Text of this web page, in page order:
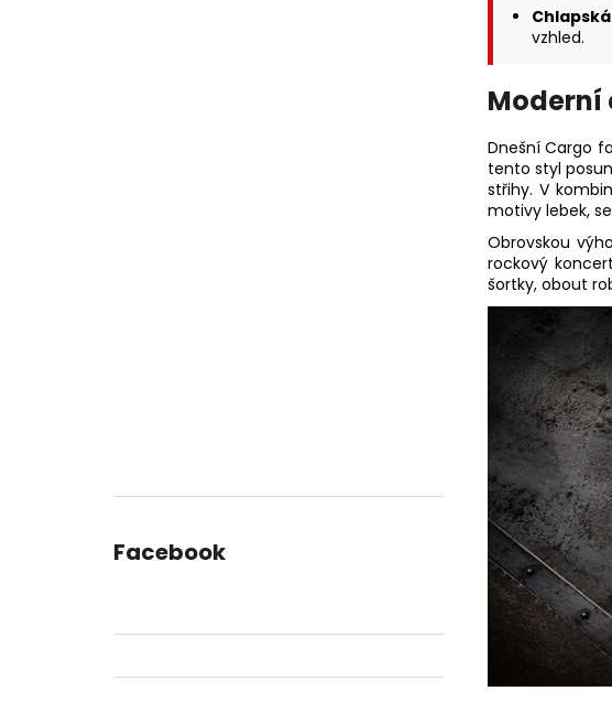
Facebook
vzhled.
Moderní
Dnešní Cargo
tento styl
střihy. V
motivy lebek,
Obrovskou
rockový
šortky, obout